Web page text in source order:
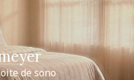
de sono